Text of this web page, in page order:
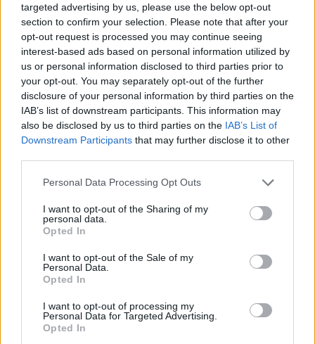
targeted advertising by us, please use the below opt-out
section to confirm your selection. Please note that after your
opt-out request is processed you may continue seeing
interest-based ads based on personal information utilized by
us or personal information disclosed to third parties prior to
your opt-out. You may separately opt-out of the further
disclosure of your personal information by third parties on the
IAB’s list of downstream participants. This information may
also be disclosed by us to third parties on the IAB’s List of
Downstream Participants that may further disclose it to other
Personal Data Processing Opt Outs
I want to opt-out of the Sharing of my
personal data.
Opted In
I want to opt-out of the Sale of my
Personal Data.
Opted In
I want to opt-out of processing my
Personal Data for Targeted Advertising.
Opted In
Három nap lejtmenet után enyhe pozitív
korrekciót jelez előre a határidős indexek nyitás
előtti állása az amerikai részvénypiacokon, az
S&P 2, a Nasdaq 5, a Dow Futures 15 pontos
pluszban tartózkodik.
Közzétette második negyedéves eredményszámait a
tegnapi amerikai piaczárás után a Microsoft, melynek
árbevétele meghaladta a piaci várakozásokat, EPS-e
azonban 1 centtel elmaradt attól. A papírok enyhén
emelkedtek a zárás utáni kereskedésben, mivel a cég a
2004-es pénzügyi évére. Felminõsítette az AOL Time
Warner...
KEDVES OLVASÓNK!
A keresett cikk a portfolio.hu hírarchívumához
tartozik, melynek olvasása előfizetéses
regisztrációhoz kötött.